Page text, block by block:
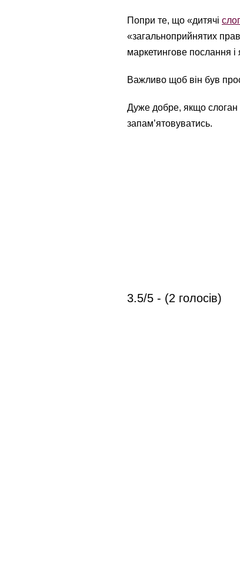
Попри те, що «дитячі
«загальноприйнятих
маркетингове послання і
Важливо щоб він був
Дуже добре, якщо слоган
запам’ятовуватись.
3.5/5 - (2 голосів)